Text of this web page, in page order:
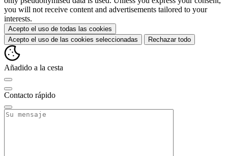
you will not receive content and advertisements tailored to your
interests.
Acepto el uso de todas las cookies
Acepto el uso de las cookies seleccionadas
Rechazar todo
Añadido a la cesta
Contacto rápido